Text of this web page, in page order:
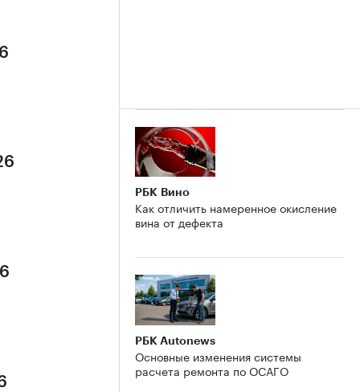
РБК Вино
Как отличить намеренное окисление
вина от дефекта
РБК Autonews
Основные изменения системы
расчета ремонта по ОСАГО